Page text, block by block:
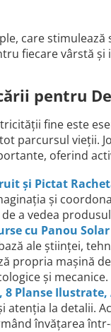
care
fiecare vârstă și
pentru
fine este
parcursul vieții.
oferind
și Pictat
și
a vedea
cu Panou
ale științei,
propria mașină
și mecanice.
8 Planse
atenția la detalii.
învățarea